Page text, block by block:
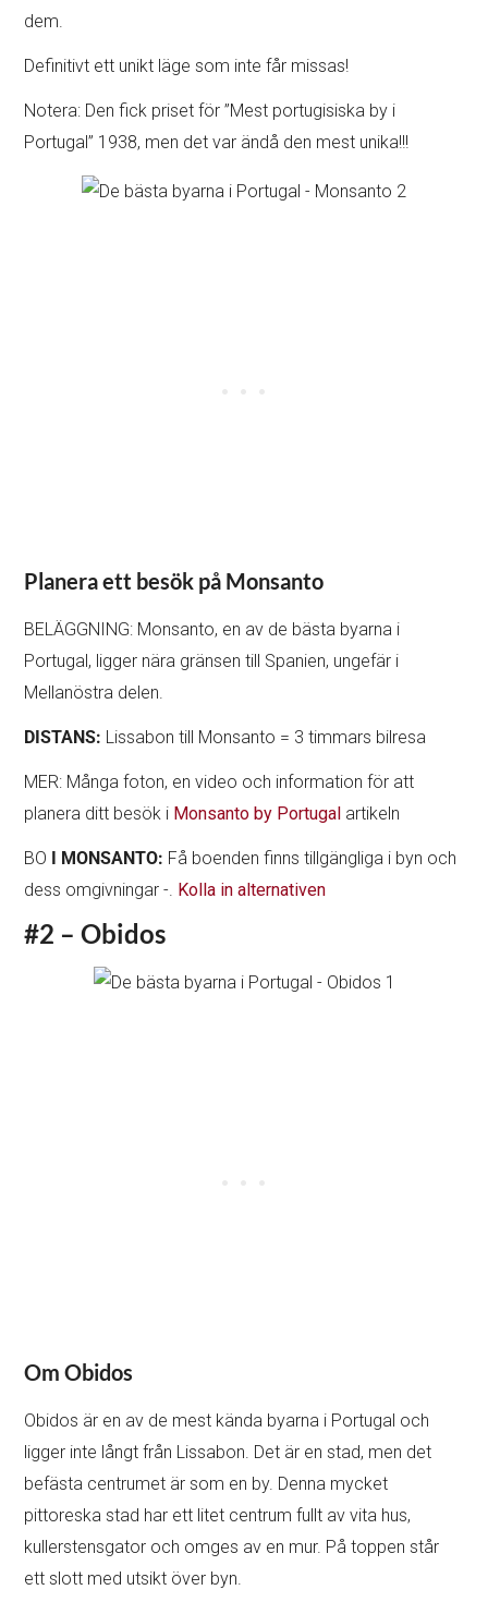
dem.
Definitivt ett unikt läge som inte får missas!
Notera: Den fick priset för ”Mest portugisiska by i
Portugal” 1938, men det var ändå den mest unika!!!
Planera ett besök på Monsanto
BELÄGGNING: Monsanto, en av de bästa byarna i
Portugal, ligger nära gränsen till Spanien, ungefär i
Mellanöstra delen.
DISTANS: Lissabon till Monsanto = 3 timmars bilresa
MER: Många foton, en video och information för att
planera ditt besök i Monsanto by Portugal artikeln
BO I MONSANTO: Få boenden finns tillgängliga i byn och
dess omgivningar -. Kolla in alternativen
#2 – Obidos
Om Obidos
Obidos är en av de mest kända byarna i Portugal och
ligger inte långt från Lissabon. Det är en stad, men det
befästa centrumet är som en by. Denna mycket
pittoreska stad har ett litet centrum fullt av vita hus,
kullerstensgator och omges av en mur. På toppen står
ett slott med utsikt över byn.